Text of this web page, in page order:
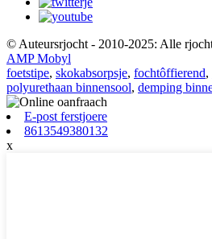
© Auteursrjocht - 2010-2025: Alle
AMP Mobyl
foetstipe, skokabsorpsje, fochtôffierend,
polyurethaan binnensool, demping
E-post ferstjoere
8613549380132
x